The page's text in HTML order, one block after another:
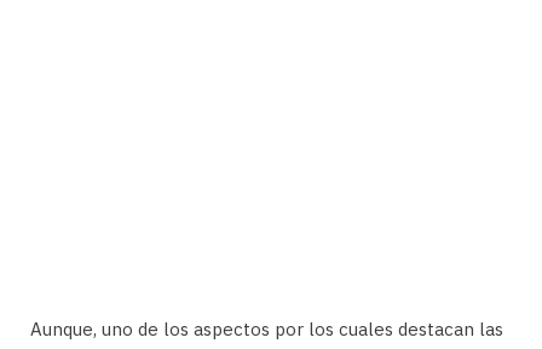
Aunque, uno de los aspectos por los cuales destacan las